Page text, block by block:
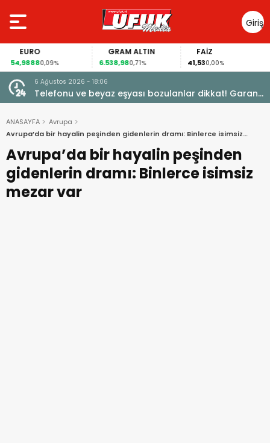
Giriş
Yap
EURO
54,98880,09%
GRAM ALTIN
6.538,980,71%
FAİZ
41,530,00%
da
6 Ağustos 2026 - 18:06
Telefonu ve beyaz eşyası bozulanlar dikkat! Garanti
sonrası tamir hakkı başladı
ANASAYFA
Avrupa
Avrupa’da bir hayalin peşinden gidenlerin dramı: Binlerce isimsiz
Avrupa’da bir hayalin peşinden
gidenlerin dramı: Binlerce isimsiz
mezar var